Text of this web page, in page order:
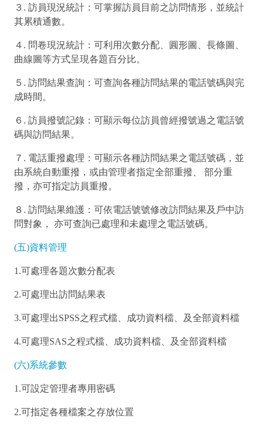
３. 訪員現況統計：可掌握訪員目前之訪問情形，並統計
其累積通數。
４. 問卷現況統計：可利用次數分配、圓形圖、長條圖、
曲線圖等方式呈現各題百分比。
５. 訪問結果查詢：可查詢各種訪問結果的電話號碼與完
成時間。
６. 訪員撥號記錄：可顯示每位訪員曾經撥號過之電話號
碼與訪問結果。
７. 電話重撥處理：可顯示各種訪問結果之電話號碼，並
由系統自動重撥，或由管理者指定全部重撥、 部分重
撥，亦可指定訪員重撥。
８. 訪問結果維護：可依電話號號修改訪問結果及戶中訪
問對象， 亦可查詢已處理和未處理之電話號碼。
(五)資料管理
1.可處理各題次數分配表
2.可處理出訪問結果表
3.可處理出SPSS之程式檔、成功資料檔、及全部資料檔
4.可處理SAS之程式檔、成功資料檔、及全部資料檔
(六)系統參數
1.可設定管理者專用密碼
2.可指定各種檔案之存放位置